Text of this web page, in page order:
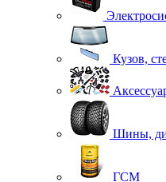
Кузов,
Шины,
ГСМ